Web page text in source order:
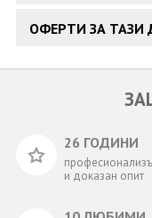
ОФЕРТИ ЗА ТАЗИ
26 ГОДИНИ
и доказан опит